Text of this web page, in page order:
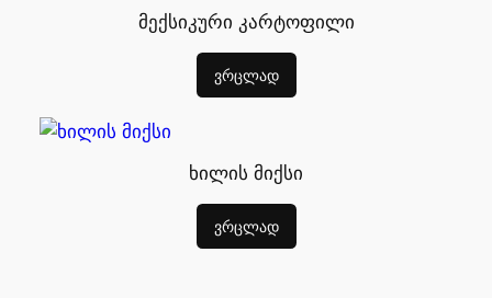
მექსიკური კარტოფილი
ვრცლად
ხილის მიქსი
ვრცლად